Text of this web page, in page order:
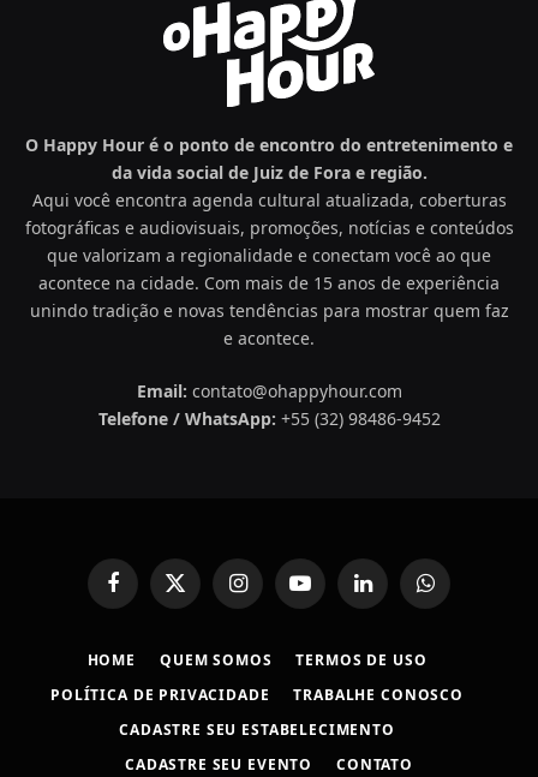
O Happy Hour é o ponto de encontro do entretenimento e
da vida social de Juiz de Fora e região.
Aqui você encontra agenda cultural atualizada, coberturas
fotográficas e audiovisuais, promoções, notícias e conteúdos
que valorizam a regionalidade e conectam você ao que
acontece na cidade. Com mais de 15 anos de experiência
unindo tradição e novas tendências para mostrar quem faz
e acontece.
Email: contato@ohappyhour.com
Telefone / WhatsApp: +55 (32) 98486-9452
FacebookX
(Twitter)
InstagramYouTubeLinkedInWhatsApp
HOME QUEM SOMOS
TERMOS DE USO
POLÍTICA DE PRIVACIDADE
TRABALHE CONOSCO
CADASTRE SEU ESTABELECIMENTO
CADASTRE SEU EVENTO
CONTATO